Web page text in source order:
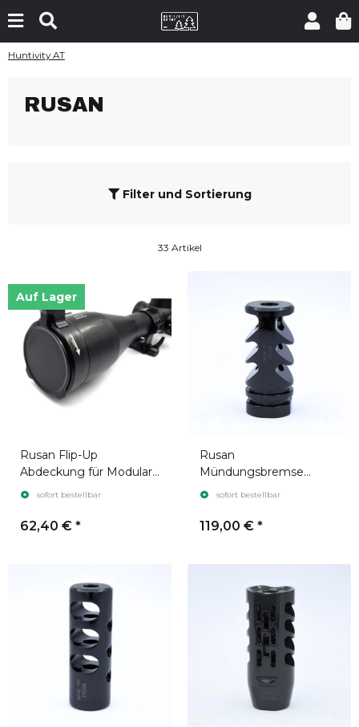
Huntivity AT
RUSAN
Filter und Sortierung
33 Artikel
Auf Lager
Rusan Flip-Up
Abdeckung für Modular
Adapter System
sofort bestellbar
62,40 € *
Rusan
Mündungsbremse
Advance (3 Kammern)
sofort bestellbar
119,00 € *